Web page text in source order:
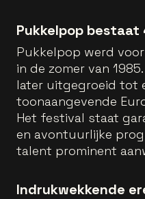
Pukkelpop bestaat
Pukkelpop werd
in de zomer van
later uitgegroeid tot
toonaangevende
Het festival staat
en avontuurlijke
talent prominent
Indrukwekkende